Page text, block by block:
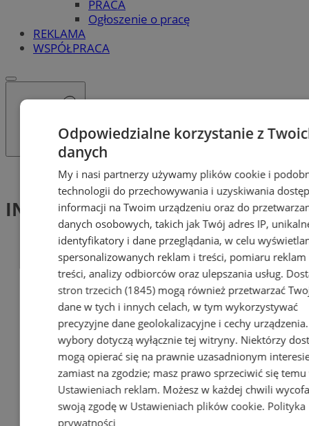
PRACA
Ogłoszenie o pracę
REKLAMA
WSPÓŁPRACA
Tag: ING Silesia Beats 2026
ING Silesia Beats 2026 (1)
Odpowiedzialne korzystanie z
danych
My i nasi partnerzy używamy plików cookie i
technologii do przechowywania i uzyskiwania
informacji na Twoim urządzeniu oraz do
danych osobowych, takich jak Twój adres IP,
identyfikatory i dane przeglądania, w celu
spersonalizowanych reklam i treści, pomiaru reklam
treści, analizy odbiorców oraz ulepszania usług.
stron trzecich (1845)mogą również przetwarzać
dane w tych i innych celach, w tym wykorzystywać
precyzyjne dane geolokalizacyjne i cechy
wybory dotyczą wyłącznie tej witryny. Niektórzy
mogą opierać się na prawnie uzasadnionym
zamiast na zgodzie; masz prawo sprzeciwić się temu
Ustawieniach reklam. Możesz w każdej chwili
swoją zgodę w Ustawieniach plików cookie. Polityka
prywatności